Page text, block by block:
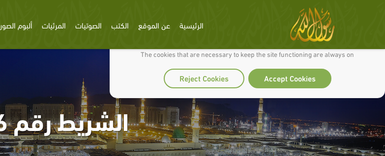
We use cookies to make our site work well for you and so we can continually improve it.
The cookies that are necessary to keep the site functioning are always on
Accept Cookies
Reject Cookies
الرئيسية عن الموقع الكتب الصوتيات المرئيات ألبوم الصور
الشريط رقم 66